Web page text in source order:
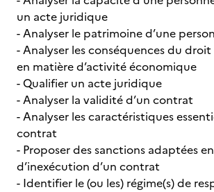
un acte juridique
- Analyser le patrimoine d’une
- Analyser les conséquences du
en matière d’activité économique
- Qualifier un acte juridique
- Analyser la validité d’un contrat
- Analyser les caractéristiques
contrat
- Proposer des sanctions adaptées
d’inexécution d’un contrat
- Identifier le (ou les) régime(s) de